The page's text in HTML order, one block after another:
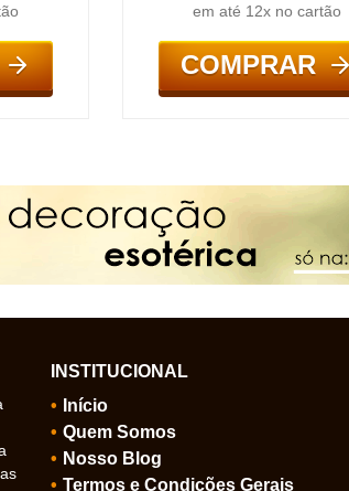
em até 12x no cartão
COMPRAR
INSTITUCIONAL
Início
Quem Somos
Nosso Blog
Termos e Condições Gerais